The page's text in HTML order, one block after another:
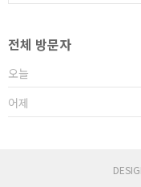
전체 방문자
오늘
어제